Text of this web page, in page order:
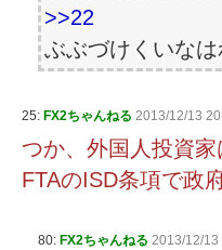
>>22
ぶぶづけくいなは
25: FX2ちゃんねる 2013/12/13
つか、外国人投資家
FTAのISD条項で政
80: FX2ちゃんねる 2013/12/13